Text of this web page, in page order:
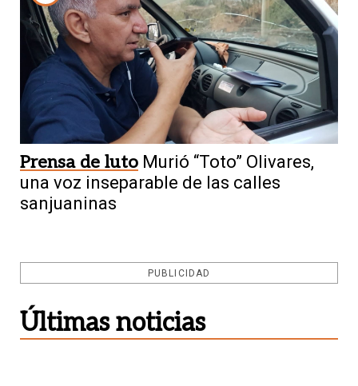
Prensa de luto Murió “Toto” Olivares,
una voz inseparable de las calles
sanjuaninas
PUBLICIDAD
Últimas noticias